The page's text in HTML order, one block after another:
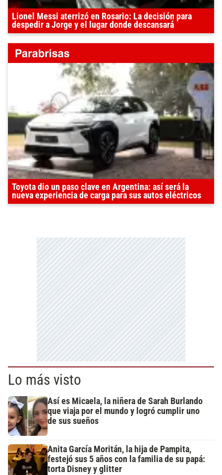
Lionel Messi aterrizó en Rosario: La decisión para
despedir a Jorge y el lugar donde descansará
Toyota dio un paso clave en Argentina: así será la
nueva experiencia de carga para sus autos eléctricos
Lo más visto
Así es Micaela, la niñera de Sarah Burlando
que viaja por el mundo y logró cumplir uno
de sus sueños
Anita García Moritán, la hija de Pampita,
festejó sus 5 años con la familia de su papá:
torta Disney y glitter